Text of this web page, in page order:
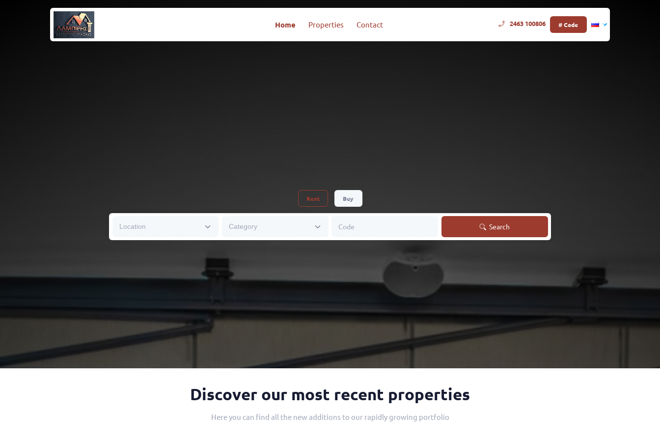
Home Properties Contact 2463 100806 # Code
Rent Buy
Search
Discover our most recent properties
Here you can find all the new additions to our rapidly growing portfolio